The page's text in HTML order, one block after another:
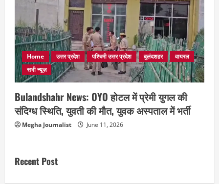
Home उत्तर प्रदेश पश्चिमी उत्तर प्रदेश बुलंदशहर
वायरल
सभी न्यूज़
Bulandshahr News: OYO होटल में प्रेमी युगल की
संदिग्ध स्थिति, युवती की मौत, युवक अस्पताल में भर्ती
Megha Journalist June 11, 2026
Recent Post